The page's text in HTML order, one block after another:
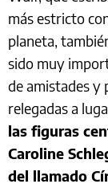
más estricto
planeta,
sido muy
de amistades y
relegadas a
las figuras
Caroline
del llamado